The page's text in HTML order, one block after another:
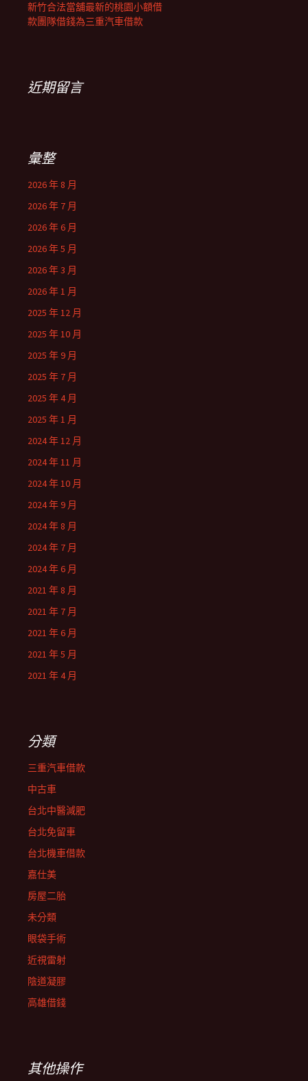
新竹合法當舖最新的桃園小額借
款團隊借錢為三重汽車借款
近期留言
彙整
2026 年 8 月
2026 年 7 月
2026 年 6 月
2026 年 5 月
2026 年 3 月
2026 年 1 月
2025 年 12 月
2025 年 10 月
2025 年 9 月
2025 年 7 月
2025 年 4 月
2025 年 1 月
2024 年 12 月
2024 年 11 月
2024 年 10 月
2024 年 9 月
2024 年 8 月
2024 年 7 月
2024 年 6 月
2021 年 8 月
2021 年 7 月
2021 年 6 月
2021 年 5 月
2021 年 4 月
分類
三重汽車借款
中古車
台北中醫減肥
台北免留車
台北機車借款
嘉仕美
房屋二胎
未分類
眼袋手術
近視雷射
陰道凝膠
高雄借錢
其他操作